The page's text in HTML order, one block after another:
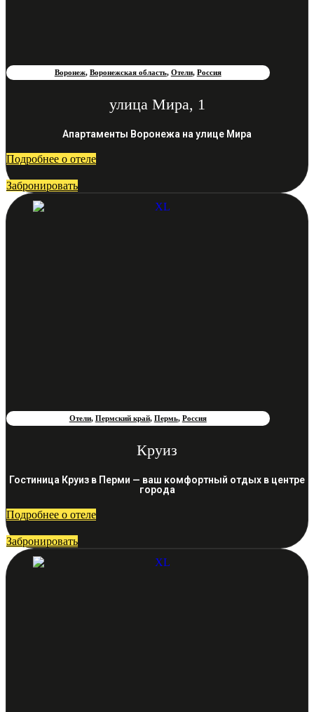
Воронеж, Воронежская область, Отели, Россия
улица Мира, 1
Апартаменты Воронежа на улице Мира
Подробнее о отеле
Забронировать
Отели, Пермский край, Пермь, Россия
Круиз
Гостиница Круиз в Перми — ваш комфортный отдых в центре
города
Подробнее о отеле
Забронировать